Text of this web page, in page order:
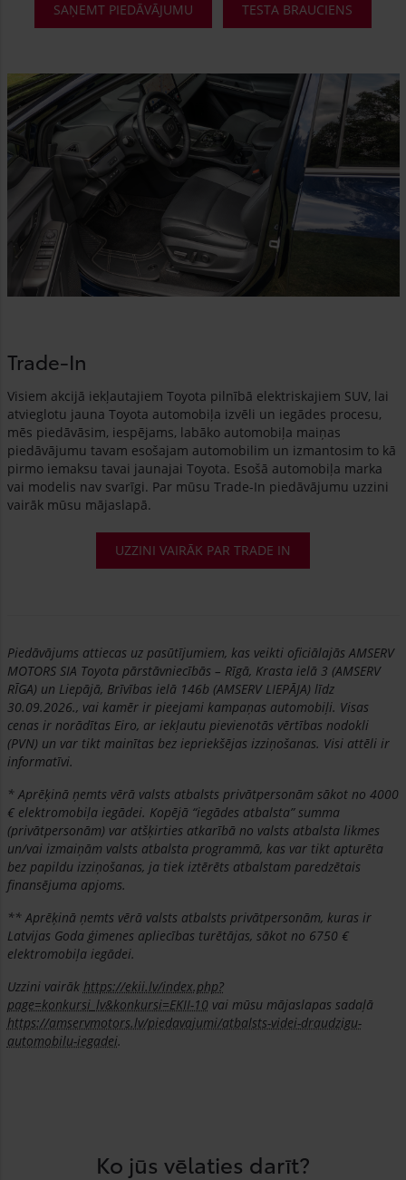
SAŅEMT PIEDĀVĀJUMU TESTA BRAUCIENS
Trade-In
Visiem akcijā iekļautajiem Toyota pilnībā elektriskajiem SUV, lai
atvieglotu jauna Toyota automobiļa izvēli un iegādes procesu,
mēs piedāvāsim, iespējams, labāko automobiļa maiņas
piedāvājumu tavam esošajam automobilim un izmantosim to kā
pirmo iemaksu tavai jaunajai Toyota. Esošā automobiļa marka
vai modelis nav svarīgi. Par mūsu Trade-In piedāvājumu uzzini
vairāk mūsu mājaslapā.
UZZINI VAIRĀK PAR TRADE IN
Piedāvājums attiecas uz pasūtījumiem, kas veikti oficiālajās AMSERV
MOTORS SIA Toyota pārstāvniecībās – Rīgā, Krasta ielā 3 (AMSERV
RĪGA) un Liepājā, Brīvības ielā 146b (AMSERV LIEPĀJA) līdz
30.09.2026., vai kamēr ir pieejami kampaņas automobiļi. Visas
cenas ir norādītas Eiro, ar iekļautu pievienotās vērtības nodokli
(PVN) un var tikt mainītas bez iepriekšējas izziņošanas. Visi attēli ir
informatīvi.
* Aprēķinā ņemts vērā valsts atbalsts privātpersonām sākot no 4000
€ elektromobiļa iegādei. Kopējā “iegādes atbalsta” summa
(privātpersonām) var atšķirties atkarībā no valsts atbalsta likmes
un/vai izmaiņām valsts atbalsta programmā, kas var tikt apturēta
bez papildu izziņošanas, ja tiek iztērēts atbalstam paredzētais
finansējuma apjoms.
** Aprēķinā ņemts vērā valsts atbalsts privātpersonām, kuras ir
Latvijas Goda ģimenes apliecības turētājas, sākot no 6750 €
elektromobiļa iegādei.
Uzzini vairāk https://ekii.lv/index.php?
page=konkursi_lv&konkursi=EKII-10vai mūsu mājaslapas sadaļā
https://amservmotors.lv/piedavajumi/atbalsts-videi-draudzigu-
automobilu-iegadei.
Ko jūs vēlaties darīt?